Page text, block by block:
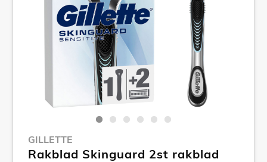
GILLETTE
Rakblad Skinguard 2st rakblad